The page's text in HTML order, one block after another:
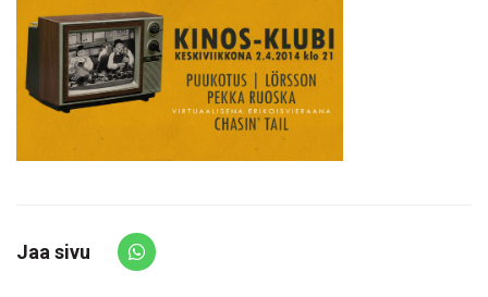
Jaa sivu
Share via Whatsapp